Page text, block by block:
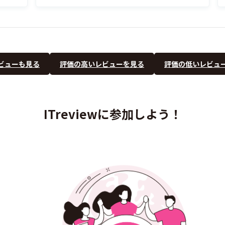
ューも見る 評価の高いレビューを見る 評価の低いレビュ
ITreviewに参加しよう！